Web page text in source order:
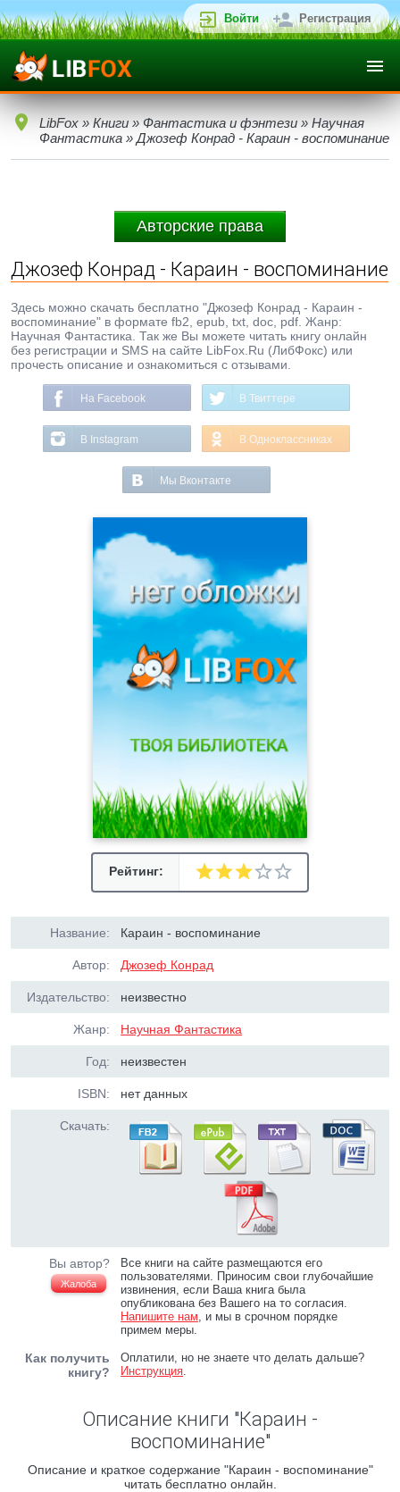
Войти Регистрация
LibFox » Книги » Фантастика и фэнтези » Научная
Фантастика » Джозеф Конрад - Караин - воспоминание
Авторские права
Джозеф Конрад - Караин - воспоминание
Здесь можно скачать бесплатно "Джозеф Конрад - Караин -
воспоминание" в формате fb2, epub, txt, doc, pdf. Жанр:
Научная Фантастика. Так же Вы можете читать книгу онлайн
без регистрации и SMS на сайте LibFox.Ru (ЛибФокс) или
прочесть описание и ознакомиться с отзывами.
На Facebook В Твиттере
В Instagram В Одноклассниках
Мы Вконтакте
Рейтинг:
Название: Караин - воспоминание
Автор: Джозеф Конрад
Издательство: неизвестно
Жанр: Научная Фантастика
Год: неизвестен
ISBN: нет данных
Скачать:
Вы автор?
Жалоба
Все книги на сайте размещаются его
пользователями. Приносим свои глубочайшие
извинения, если Ваша книга была
опубликована без Вашего на то согласия.
Напишите нам, и мы в срочном порядке
примем меры.
Как получить
книгу?
Оплатили, но не знаете что делать дальше?
Инструкция.
Описание книги "Караин -
воспоминание"
Описание и краткое содержание "Караин - воспоминание"
читать бесплатно онлайн.